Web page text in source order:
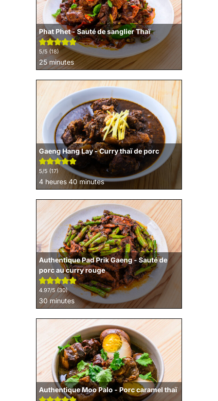
Phat Phet - Sauté de sanglier Thaï
5/5 (18)
25minutes
minutes
Gaeng Hang Lay - Curry thaï de porc
5/5 (17)
4heures
heures 40 minutes
minutes
Authentique Pad Prik Gaeng - Sauté de
porc au curry rouge
4.97/5 (30)
30minutes
minutes
Authentique Moo Palo - Porc caramel thaï